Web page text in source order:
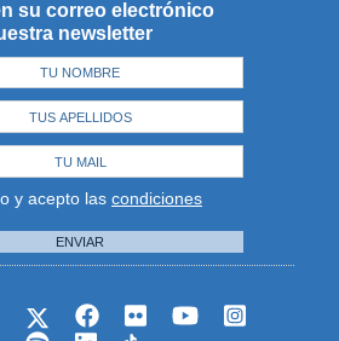
su correo electrónico
newsletter
y acepto las condiciones
ENVIAR